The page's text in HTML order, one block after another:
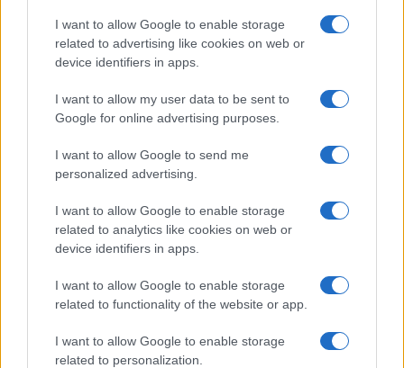
I want to allow Google to enable storage
related to advertising like cookies on web or
device identifiers in apps.
I want to allow my user data to be sent to
Google for online advertising purposes.
I want to allow Google to send me
personalized advertising.
I want to allow Google to enable storage
related to analytics like cookies on web or
device identifiers in apps.
I want to allow Google to enable storage
related to functionality of the website or app.
I want to allow Google to enable storage
related to personalization.
Bourses européennes : l’impact des négociations sur le détroit
d’Ormuz